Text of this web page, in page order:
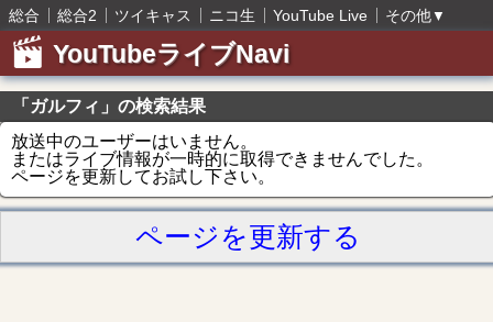
総合 総合2 ツイキャス ニコ生 YouTube Live その他▼
YouTubeライブNavi
「ガルフィ」の検索結果
放送中のユーザーはいません。
またはライブ情報が一時的に取得できませんでした。
ページを更新してお試し下さい。
ページを更新する